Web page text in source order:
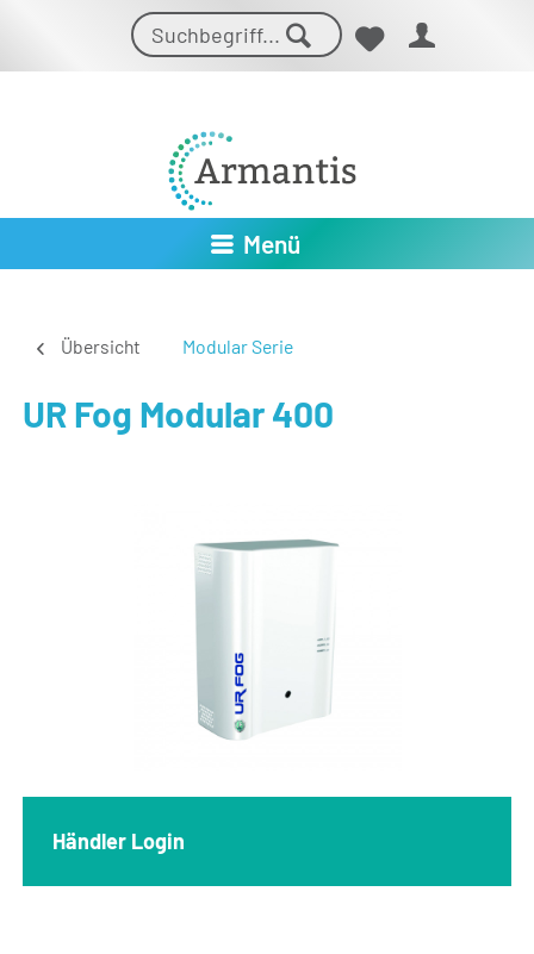
Menü
Übersicht Modular Serie
UR Fog Modular 400
Händler Login